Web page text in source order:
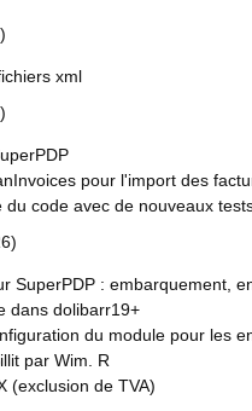
xml
pour l'import des
code avec de nouveaux
SuperPDP : embarquement,
dans dolibarr19+
du module pour les
par Wim. R
(exclusion de TVA)